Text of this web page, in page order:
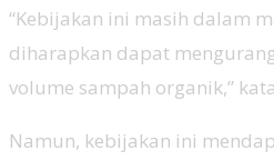
“Kebijakan ini masih dalam
diharapkan dapat
volume sampah organik,”
Namun, kebijakan ini